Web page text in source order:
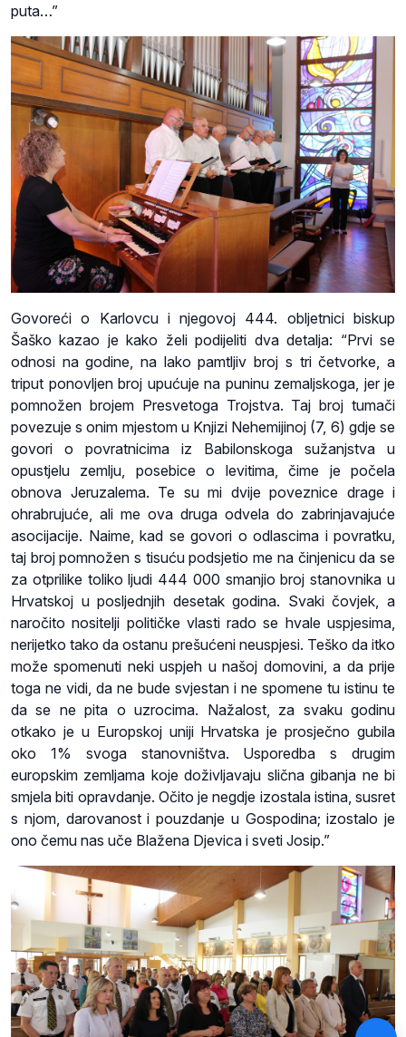
puta…”
Govoreći o Karlovcu i njegovoj 444. obljetnici biskup
Šaško kazao je kako želi podijeliti dva detalja: “Prvi se
odnosi na godine, na lako pamtljiv broj s tri četvorke, a
triput ponovljen broj upućuje na puninu zemaljskoga, jer je
pomnožen brojem Presvetoga Trojstva. Taj broj tumači
povezuje s onim mjestom u Knjizi Nehemijinoj (7, 6) gdje se
govori o povratnicima iz Babilonskoga sužanjstva u
opustjelu zemlju, posebice o levitima, čime je počela
obnova Jeruzalema. Te su mi dvije poveznice drage i
ohrabrujuće, ali me ova druga odvela do zabrinjavajuće
asocijacije. Naime, kad se govori o odlascima i povratku,
taj broj pomnožen s tisuću podsjetio me na činjenicu da se
za otprilike toliko ljudi 444 000 smanjio broj stanovnika u
Hrvatskoj u posljednjih desetak godina. Svaki čovjek, a
naročito nositelji političke vlasti rado se hvale uspjesima,
nerijetko tako da ostanu prešućeni neuspjesi. Teško da itko
može spomenuti neki uspjeh u našoj domovini, a da prije
toga ne vidi, da ne bude svjestan i ne spomene tu istinu te
da se ne pita o uzrocima. Nažalost, za svaku godinu
otkako je u Europskoj uniji Hrvatska je prosječno gubila
oko 1% svoga stanovništva. Usporedba s drugim
europskim zemljama koje doživljavaju slična gibanja ne bi
smjela biti opravdanje. Očito je negdje izostala istina, susret
s njom, darovanost i pouzdanje u Gospodina; izostalo je
ono čemu nas uče Blažena Djevica i sveti Josip.”